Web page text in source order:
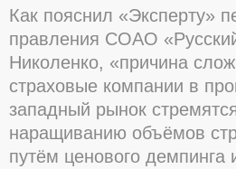
Как пояснил «Эксперту»
правления СОАО
Николенко, «причина
страховые компании в
западный рынок
наращиванию объёмов
путём ценового